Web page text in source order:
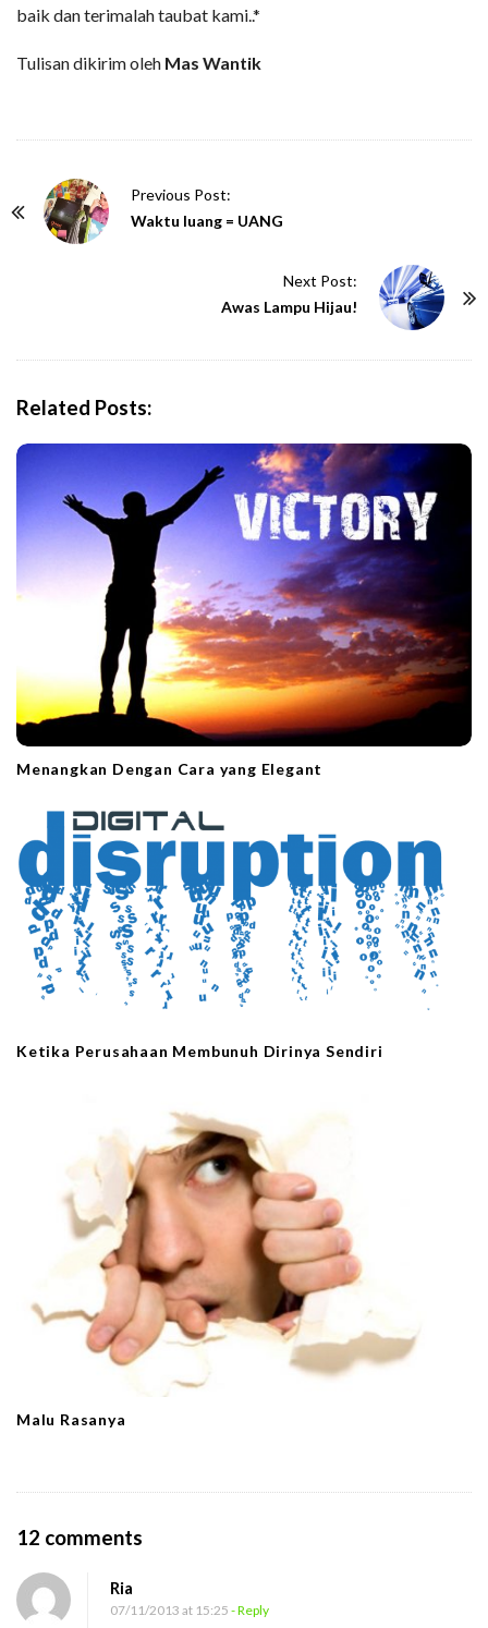
baik dan terimalah taubat kami..*
Tulisan dikirim oleh Mas Wantik
Previous Post:
Waktu luang = UANG
Next Post:
Awas Lampu Hijau!
Related Posts:
Menangkan Dengan Cara yang Elegant
Ketika Perusahaan Membunuh Dirinya Sendiri
Malu Rasanya
12 comments
Ria
07/11/2013 at 15:25 - Reply